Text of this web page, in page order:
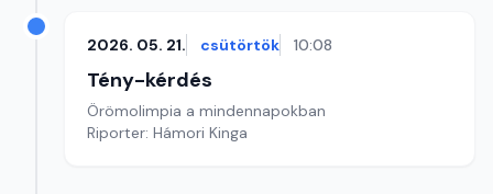
2026. 05. 21. csütörtök 10:08
Tény-kérdés
Örömolimpia a mindennapokban
Riporter: Hámori Kinga